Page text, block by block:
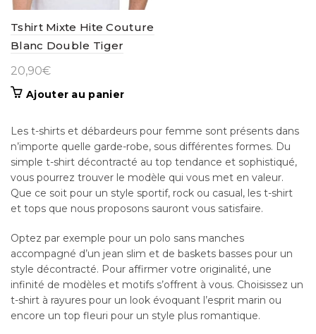
la
page
du
Tshirt Mixte Hite Couture
Blanc Double Tiger
20,90€
Ajouter au panier
Les t-shirts et débardeurs pour femme sont présents dans
n’importe quelle garde-robe, sous différentes formes. Du
simple t-shirt décontracté au top tendance et sophistiqué,
vous pourrez trouver le modèle qui vous met en valeur.
Que ce soit pour un style sportif, rock ou casual, les t-shirt
et tops que nous proposons sauront vous satisfaire.
Optez par exemple pour un polo sans manches
accompagné d’un jean slim et de baskets basses pour un
style décontracté. Pour affirmer votre originalité, une
infinité de modèles et motifs s’offrent à vous. Choisissez un
t-shirt à rayures pour un look évoquant l’esprit marin ou
encore un top fleuri pour un style plus romantique.